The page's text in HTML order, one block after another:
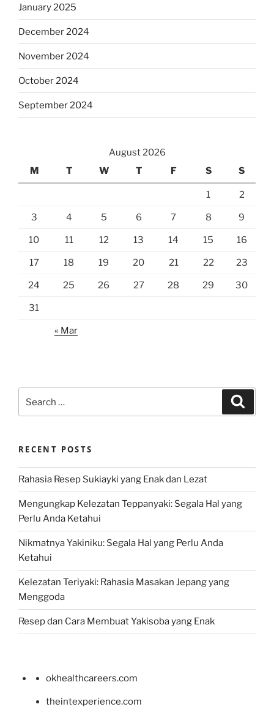
January 2025
December 2024
November 2024
October 2024
September 2024
August 2026
M
T W T F S S
1 2
3 4 5 6 7 8 9
10 11 12 13 14 15 16
17 18 19 20 21 22 23
24 25 26 27 28 29 30
31
« Mar
for:
RECENT POSTS
Rahasia Resep Sukiayki yang Enak dan Lezat
Mengungkap Kelezatan Teppanyaki: Segala Hal yang
Perlu Anda Ketahui
Nikmatnya Yakiniku: Segala Hal yang Perlu Anda
Ketahui
Kelezatan Teriyaki: Rahasia Masakan Jepang yang
Menggoda
Resep dan Cara Membuat Yakisoba yang Enak
okhealthcareers.com
theintexperience.com